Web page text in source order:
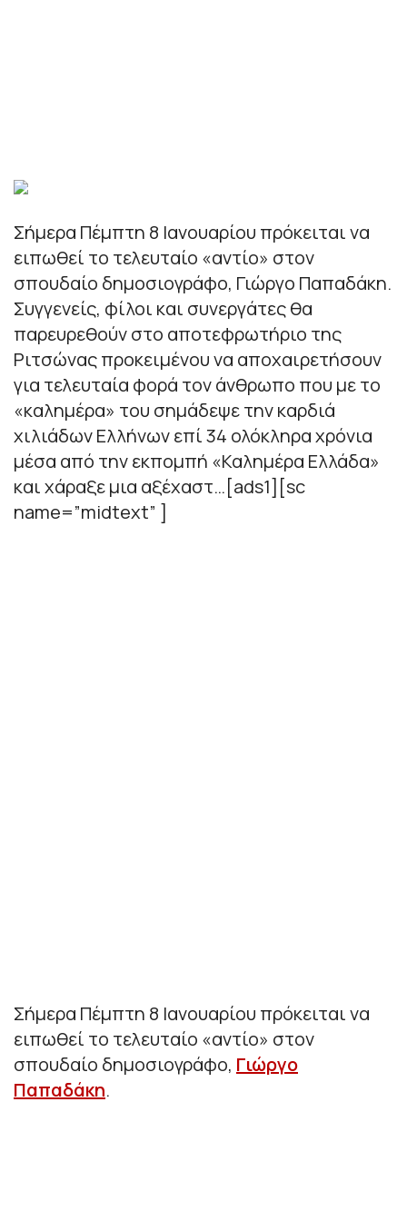
Σήμερα Πέμπτη 8 Ιανουαρίου πρόκειται να
ειπωθεί το τελευταίο «αντίο» στον
σπουδαίο δημοσιογράφο, Γιώργο Παπαδάκη.
Συγγενείς, φίλοι και συνεργάτες θα
παρευρεθούν στο αποτεφρωτήριο της
Ριτσώνας προκειμένου να αποχαιρετήσουν
για τελευταία φορά τον άνθρωπο που με το
«καλημέρα» του σημάδεψε την καρδιά
χιλιάδων Ελλήνων επί 34 ολόκληρα χρόνια
μέσα από την εκπομπή «Καλημέρα Ελλάδα»
και χάραξε μια αξέχαστ…[ads1][sc
name=”midtext” ]
Σήμερα Πέμπτη 8 Ιανουαρίου πρόκειται να
ειπωθεί το τελευταίο «αντίο» στον
σπουδαίο δημοσιογράφο, Γιώργο
Παπαδάκη.